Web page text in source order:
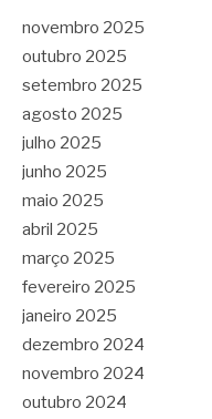
novembro 2025
outubro 2025
setembro 2025
agosto 2025
julho 2025
junho 2025
maio 2025
abril 2025
março 2025
fevereiro 2025
janeiro 2025
dezembro 2024
novembro 2024
outubro 2024